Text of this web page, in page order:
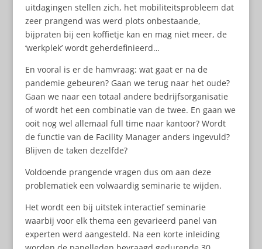
uitdagingen stellen zich, het mobiliteitsprobleem dat
zeer prangend was werd plots onbestaande,
bijpraten bij een koffietje kan en mag niet meer, de
‘werkplek’ wordt geherdefinieerd…
En vooral is er de hamvraag: wat gaat er na de
pandemie gebeuren? Gaan we terug naar het oude?
Gaan we naar een totaal andere bedrijfsorganisatie
of wordt het een combinatie van de twee. En gaan we
ooit nog wel allemaal full time naar kantoor? Wordt
de functie van de Facility Manager anders ingevuld?
Blijven de taken dezelfde?
Voldoende prangende vragen dus om aan deze
problematiek een volwaardig seminarie te wijden.
Het wordt een bij uitstek interactief seminarie
waarbij voor elk thema een gevarieerd panel van
experten werd aangesteld. Na een korte inleiding